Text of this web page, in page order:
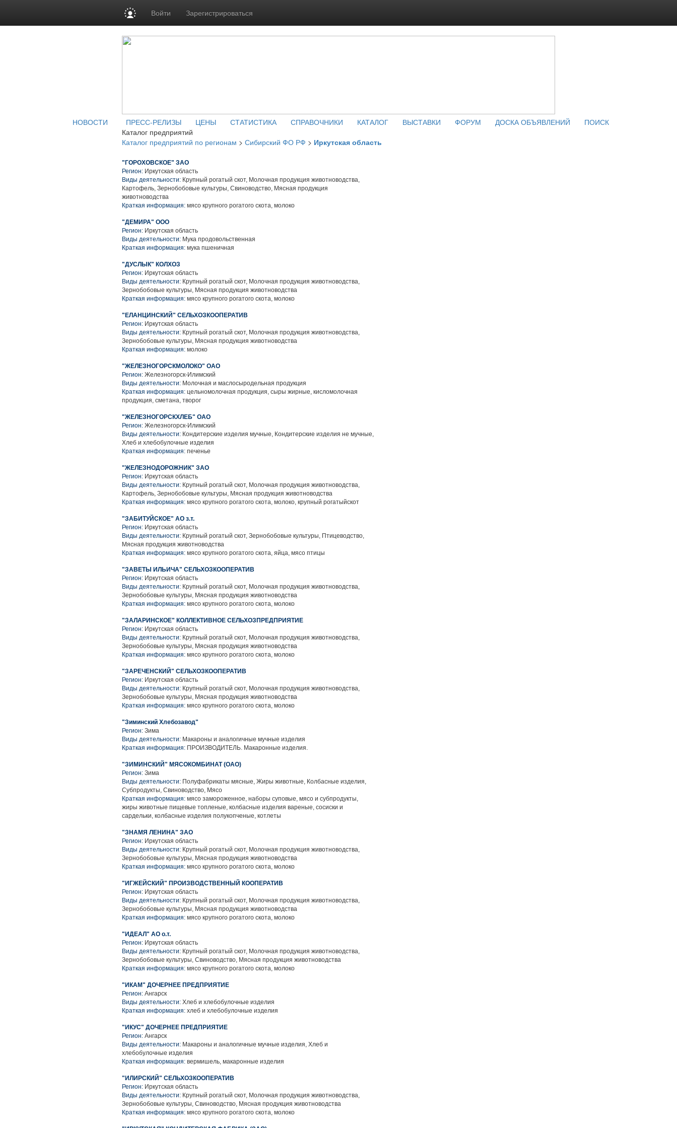
Войти Зарегистрироваться
НОВОСТИ ПРЕСС-РЕЛИЗЫ ЦЕНЫ СТАТИСТИКА СПРАВОЧНИКИ КАТАЛОГ ВЫСТАВКИ ФОРУМ ДОСКА ОБЪЯВЛЕНИЙ
ПОИСК
Каталог предприятий
Каталог предприятий по регионам > Сибирский ФО РФ > Иркутская область
"ГОРОХОВСКОЕ" ЗАО
Регион: Иркутская область
Виды деятельности: Крупный рогатый скот, Молочная продукция животноводства,
Картофель, Зернобобовые культуры, Свиноводство, Мясная продукция
животноводства
Краткая информация: мясо крупного рогатого скота, молоко
"ДЕМИРА" ООО
Регион: Иркутская область
Виды деятельности: Мука продовольственная
Краткая информация: мука пшеничная
"ДУСЛЫК" КОЛХОЗ
Регион: Иркутская область
Виды деятельности: Крупный рогатый скот, Молочная продукция животноводства,
Зернобобовые культуры, Мясная продукция животноводства
Краткая информация: мясо крупного рогатого скота, молоко
"ЕЛАНЦИНСКИЙ" СЕЛЬХОЗКООПЕРАТИВ
Регион: Иркутская область
Виды деятельности: Крупный рогатый скот, Молочная продукция животноводства,
Зернобобовые культуры, Мясная продукция животноводства
Краткая информация: молоко
"ЖЕЛЕЗНОГОРСКМОЛОКО" ОАО
Регион: Железногорск-Илимский
Виды деятельности: Молочная и маслосыродельная продукция
Краткая информация: цельномолочная продукция, сыры жирные, кисломолочная
продукция, сметана, творог
"ЖЕЛЕЗНОГОРСКХЛЕБ" ОАО
Регион: Железногорск-Илимский
Виды деятельности: Кондитерские изделия мучные, Кондитерские изделия не мучные,
Хлеб и хлебобулочные изделия
Краткая информация: печенье
"ЖЕЛЕЗНОДОРОЖНИК" ЗАО
Регион: Иркутская область
Виды деятельности: Крупный рогатый скот, Молочная продукция животноводства,
Картофель, Зернобобовые культуры, Мясная продукция животноводства
Краткая информация: мясо крупного рогатого скота, молоко, крупный рогатыйскот
"ЗАБИТУЙСКОЕ" АО з.т.
Регион: Иркутская область
Виды деятельности: Крупный рогатый скот, Зернобобовые культуры, Птицеводство,
Мясная продукция животноводства
Краткая информация: мясо крупного рогатого скота, яйца, мясо птицы
"ЗАВЕТЫ ИЛЬИЧА" СЕЛЬХОЗКООПЕРАТИВ
Регион: Иркутская область
Виды деятельности: Крупный рогатый скот, Молочная продукция животноводства,
Зернобобовые культуры, Мясная продукция животноводства
Краткая информация: мясо крупного рогатого скота, молоко
"ЗАЛАРИНСКОЕ" КОЛЛЕКТИВНОЕ СЕЛЬХОЗПРЕДПРИЯТИЕ
Регион: Иркутская область
Виды деятельности: Крупный рогатый скот, Молочная продукция животноводства,
Зернобобовые культуры, Мясная продукция животноводства
Краткая информация: мясо крупного рогатого скота, молоко
"ЗАРЕЧЕНСКИЙ" СЕЛЬХОЗКООПЕРАТИВ
Регион: Иркутская область
Виды деятельности: Крупный рогатый скот, Молочная продукция животноводства,
Зернобобовые культуры, Мясная продукция животноводства
Краткая информация: мясо крупного рогатого скота, молоко
"Зиминский Хлебозавод"
Регион: Зима
Виды деятельности: Макароны и аналогичные мучные изделия
Краткая информация: ПРОИЗВОДИТЕЛЬ. Макаронные изделия.
"ЗИМИНСКИЙ" МЯСОКОМБИНАТ (ОАО)
Регион: Зима
Виды деятельности: Полуфабрикаты мясные, Жиры животные, Колбасные изделия,
Субпродукты, Свиноводство, Мясо
Краткая информация: мясо замороженное, наборы суповые, мясо и субпродукты,
жиры животные пищевые топленые, колбасные изделия вареные, сосиски и
сардельки, колбасные изделия полукопченые, котлеты
"ЗНАМЯ ЛЕНИНА" ЗАО
Регион: Иркутская область
Виды деятельности: Крупный рогатый скот, Молочная продукция животноводства,
Зернобобовые культуры, Мясная продукция животноводства
Краткая информация: мясо крупного рогатого скота, молоко
"ИГЖЕЙСКИЙ" ПРОИЗВОДСТВЕННЫЙ КООПЕРАТИВ
Регион: Иркутская область
Виды деятельности: Крупный рогатый скот, Молочная продукция животноводства,
Зернобобовые культуры, Мясная продукция животноводства
Краткая информация: мясо крупного рогатого скота, молоко
"ИДЕАЛ" АО о.т.
Регион: Иркутская область
Виды деятельности: Крупный рогатый скот, Молочная продукция животноводства,
Зернобобовые культуры, Свиноводство, Мясная продукция животноводства
Краткая информация: мясо крупного рогатого скота, молоко
"ИКАМ" ДОЧЕРНЕЕ ПРЕДПРИЯТИЕ
Регион: Ангарск
Виды деятельности: Хлеб и хлебобулочные изделия
Краткая информация: хлеб и хлебобулочные изделия
"ИКУС" ДОЧЕРНЕЕ ПРЕДПРИЯТИЕ
Регион: Ангарск
Виды деятельности: Макароны и аналогичные мучные изделия, Хлеб и
хлебобулочные изделия
Краткая информация: вермишель, макаронные изделия
"ИЛИРСКИЙ" СЕЛЬХОЗКООПЕРАТИВ
Регион: Иркутская область
Виды деятельности: Крупный рогатый скот, Молочная продукция животноводства,
Зернобобовые культуры, Свиноводство, Мясная продукция животноводства
Краткая информация: мясо крупного рогатого скота, молоко